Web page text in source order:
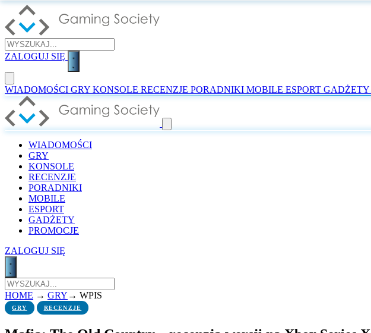
ZALOGUJ SIĘ
WIADOMOŚCI GRY KONSOLE RECENZJE PORADNIKI MOBILE ESPORT GADŻETY
WIADOMOŚCI
GRY
KONSOLE
RECENZJE
PORADNIKI
MOBILE
ESPORT
GADŻETY
PROMOCJE
ZALOGUJ SIĘ
HOME → GRY → WPIS
GRY RECENZJE